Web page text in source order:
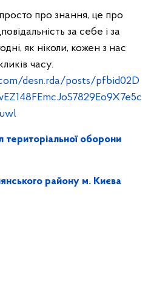
про знання, це про
за себе і за
як ніколи, кожен з нас
часу.
desn.rda/posts/pfbid02D
оборони
району м. Києва